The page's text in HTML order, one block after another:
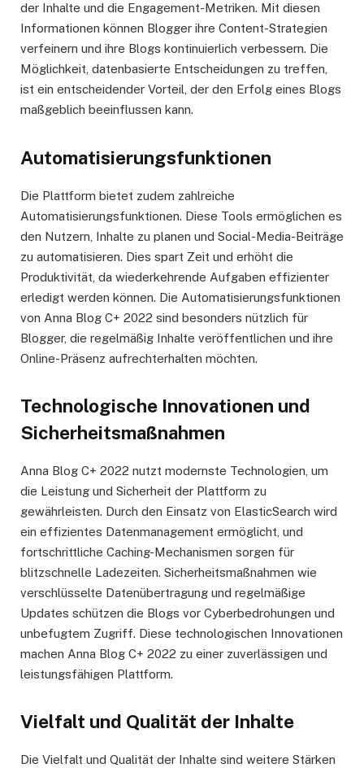
der Inhalte und die Engagement-Metriken. Mit diesen
Informationen können Blogger ihre Content-Strategien
verfeinern und ihre Blogs kontinuierlich verbessern. Die
Möglichkeit, datenbasierte Entscheidungen zu treffen,
ist ein entscheidender Vorteil, der den Erfolg eines Blogs
maßgeblich beeinflussen kann.
Automatisierungsfunktionen
Die Plattform bietet zudem zahlreiche
Automatisierungsfunktionen. Diese Tools ermöglichen es
den Nutzern, Inhalte zu planen und Social-Media-Beiträge
zu automatisieren. Dies spart Zeit und erhöht die
Produktivität, da wiederkehrende Aufgaben effizienter
erledigt werden können. Die Automatisierungsfunktionen
von Anna Blog C+ 2022 sind besonders nützlich für
Blogger, die regelmäßig Inhalte veröffentlichen und ihre
Online-Präsenz aufrechterhalten möchten.
Technologische Innovationen und
Sicherheitsmaßnahmen
Anna Blog C+ 2022 nutzt modernste Technologien, um
die Leistung und Sicherheit der Plattform zu
gewährleisten. Durch den Einsatz von ElasticSearch wird
ein effizientes Datenmanagement ermöglicht, und
fortschrittliche Caching-Mechanismen sorgen für
blitzschnelle Ladezeiten. Sicherheitsmaßnahmen wie
verschlüsselte Datenübertragung und regelmäßige
Updates schützen die Blogs vor Cyberbedrohungen und
unbefugtem Zugriff. Diese technologischen Innovationen
machen Anna Blog C+ 2022 zu einer zuverlässigen und
leistungsfähigen Plattform.
Vielfalt und Qualität der Inhalte
Die Vielfalt und Qualität der Inhalte sind weitere Stärken